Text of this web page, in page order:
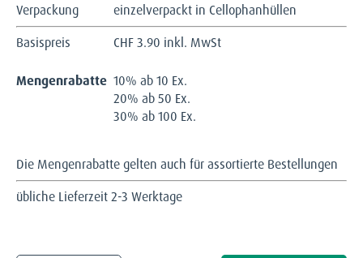
Verpackung
einzelverpackt in Cellophanhüllen
Basispreis
CHF3.90 inkl. MwSt
Mengenrabatte 10% ab 10 Ex.
20% ab 50 Ex.
30% ab 100 Ex.
Die Mengenrabatte gelten auch für assortierte Bestellungen
übliche Lieferzeit 2-3 Werktage